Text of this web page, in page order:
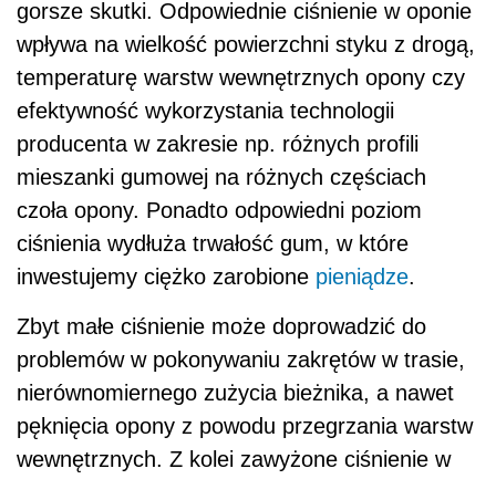
gorsze skutki. Odpowiednie ciśnienie w oponie
wpływa na wielkość powierzchni styku z drogą,
temperaturę warstw wewnętrznych opony czy
efektywność wykorzystania technologii
producenta w zakresie np. różnych profili
mieszanki gumowej na różnych częściach
czoła opony. Ponadto odpowiedni poziom
ciśnienia wydłuża trwałość gum, w które
inwestujemy ciężko zarobione pieniądze.
Zbyt małe ciśnienie może doprowadzić do
problemów w pokonywaniu zakrętów w trasie,
nierównomiernego zużycia bieżnika, a nawet
pęknięcia opony z powodu przegrzania warstw
wewnętrznych. Z kolei zawyżone ciśnienie w